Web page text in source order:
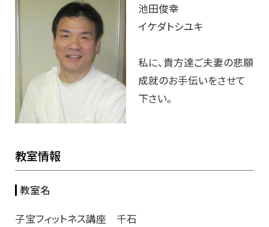
池田俊幸
イケダトシユキ
私に、貴方達ご夫妻の悲願
成就のお手伝いをさせて
下さい。
教室情報
教室名
子宝フィットネス講座 千石